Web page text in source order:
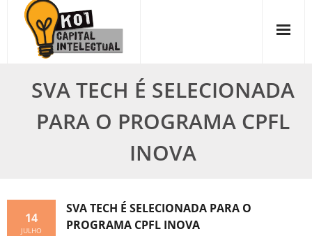
SVA TECH É SELECIONADA
PARA O PROGRAMA CPFL
INOVA
SVA TECH É SELECIONADA PARA O
PROGRAMA CPFL INOVA
14
JULHO